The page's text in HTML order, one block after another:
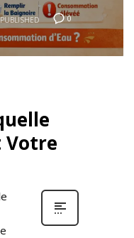
0
PUBLISHED
Votre